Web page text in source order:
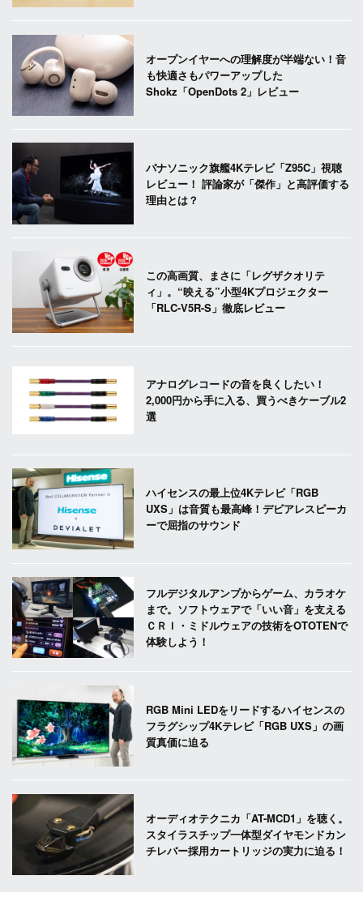
オープンイヤーへの理解度が半端ない！音
も快適さもパワーアップした
Shokz「OpenDots 2」レビュー
パナソニック旗艦4Kテレビ「Z95C」視聴
レビュー！ 評論家が「傑作」と高評価する
理由とは？
この高画質、まさに「レグザクオリテ
ィ」。“映える”小型4Kプロジェクター
「RLC-V5R-S」徹底レビュー
アナログレコードの音を良くしたい！
2,000円から手に入る、買うべきケーブル2
選
ハイセンスの最上位4Kテレビ「RGB
UXS」は音質も最高峰！デビアレスピーカ
ーで屈指のサウンド
フルデジタルアンプからゲーム、カラオケ
まで。ソフトウェアで「いい音」を支える
ＣＲＩ・ミドルウェアの技術をOTOTENで
体験しよう！
RGB Mini LEDをリードするハイセンスの
フラグシップ4Kテレビ「RGB UXS」の画
質真価に迫る
オーディオテクニカ「AT-MCD1」を聴く。
スタイラスチップ一体型ダイヤモンドカン
チレバー採用カートリッジの実力に迫る！